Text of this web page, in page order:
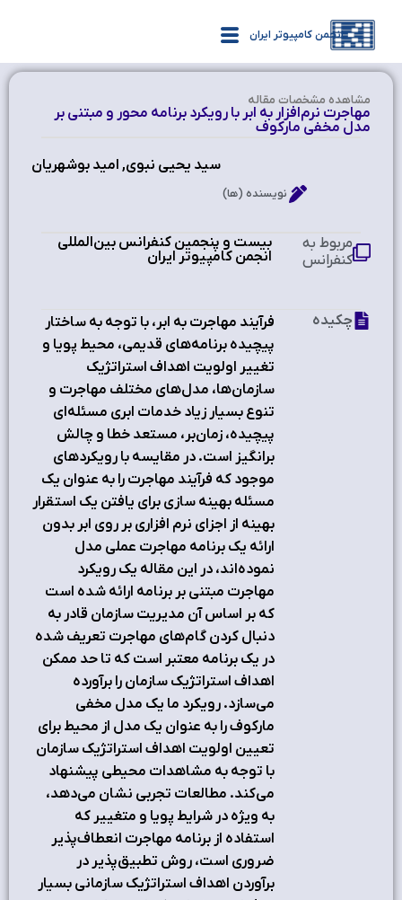
انجمن کامپیوتر ایران
مشاهده‌ مشخصات مقاله
مهاجرت نرم‌افزار به ابر با رویکرد برنامه محور و مبتنی بر
مدل مخفی مارکوف
سید یحیی نبوی, امید بوشهریان
نویسنده (ها)
بیست و پنجمین کنفرانس بین‌المللی
انجمن کامپیوتر ایران
مربوط به
کنفرانس
فرآیند مهاجرت به ابر، با توجه به ساختار
پیچیده برنامه‌های قدیمی، محیط پویا و
تغییر اولویت اهداف استراتژیک
سازمان‌ها، مدل‌های مختلف مهاجرت و
تنوع بسیار زیاد خدمات ابری مسئله‌ای
پیچیده، زمان‌بر، مستعد خطا و چالش
برانگیز است. در مقایسه با رویکردهای
موجود که فرآیند مهاجرت را به عنوان یک
مسئله بهینه سازی برای یافتن یک استقرار
بهینه از اجزای نرم افزاری بر روی ابر بدون
ارائه یک برنامه مهاجرت عملی مدل
نموده‌اند، در این مقاله یک رویکرد
مهاجرت مبتنی بر برنامه ارائه شده است
که بر اساس آن مدیریت سازمان قادر به
دنبال کردن گام‌های مهاجرت تعریف شده
در یک برنامه معتبر است که تا حد ممکن
اهداف استراتژیک سازمان را برآورده
می‌سازد. رویکرد ما یک مدل مخفی
مارکوف را به عنوان یک مدل از محیط برای
تعیین اولویت اهداف استراتژیک سازمان
با توجه به مشاهدات محیطی پیشنهاد
می‌کند. مطالعات تجربی نشان می‌دهد،
به ویژه در شرایط پویا و متغییر که
استفاده از برنامه مهاجرت انعطاف‌پذیر
ضروری است، روش تطبیق‌پذیر در
برآوردن اهداف استراتژیک سازمانی بسیار
چکیده